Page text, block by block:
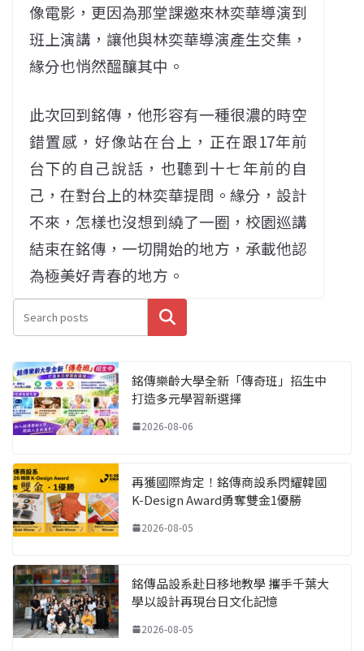
像電影，更因為那堂課邀來林奕華導演到
班上演講，讓他與林奕華導演產生交集，
緣分也悄然醞釀其中。
此次回到銘傳，他形容有一種很濃的時空
錯置感，好像站在台上，正在跟17年前
台下的自己說話，也聽到十七年前的自
己，在對台上的林奕華提問。緣分，設計
不來，怎樣也沒想到繞了一圈，校園巡講
結束在銘傳，一切開始的地方，承載他認
為極美好青春的地方。
搜尋
銘傳樂齡大學全新「傳奇班」招生中
打造多元學習新選擇
2026-08-06
再獲國際肯定！銘傳商設系閃耀韓國
K-Design Award勇奪雙金1優勝
2026-08-05
銘傳品設系赴日移地教學 攜手千葉大
學以設計再現台日文化記憶
2026-08-05